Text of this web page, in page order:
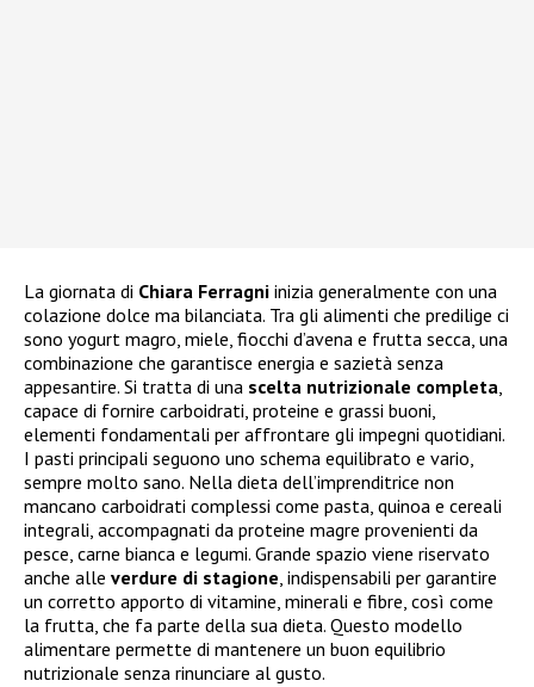
La giornata di Chiara Ferragni inizia generalmente con una
colazione dolce ma bilanciata. Tra gli alimenti che predilige ci
sono yogurt magro, miele, fiocchi d’avena e frutta secca, una
combinazione che garantisce energia e sazietà senza
appesantire. Si tratta di una scelta nutrizionale completa,
capace di fornire carboidrati, proteine e grassi buoni,
elementi fondamentali per affrontare gli impegni quotidiani.
I pasti principali seguono uno schema equilibrato e vario,
sempre molto sano. Nella dieta dell’imprenditrice non
mancano carboidrati complessi come pasta, quinoa e cereali
integrali, accompagnati da proteine magre provenienti da
pesce, carne bianca e legumi. Grande spazio viene riservato
anche alle verdure di stagione, indispensabili per garantire
un corretto apporto di vitamine, minerali e fibre, così come
la frutta, che fa parte della sua dieta. Questo modello
alimentare permette di mantenere un buon equilibrio
nutrizionale senza rinunciare al gusto.